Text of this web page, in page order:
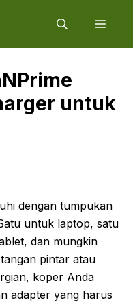
untuk
dengan tumpukan
untuk laptop, satu
dan mungkin
pintar atau
koper Anda
adapter yang harus